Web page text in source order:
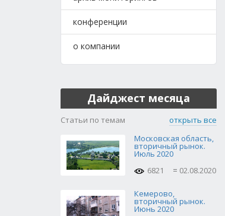
конференции
о компании
Дайджест месяца
Статьи по темам
открыть все
Московская область,
вторичный рынок.
Июль 2020
6821
02.08.2020
Кемерово,
вторичный рынок.
Июнь 2020